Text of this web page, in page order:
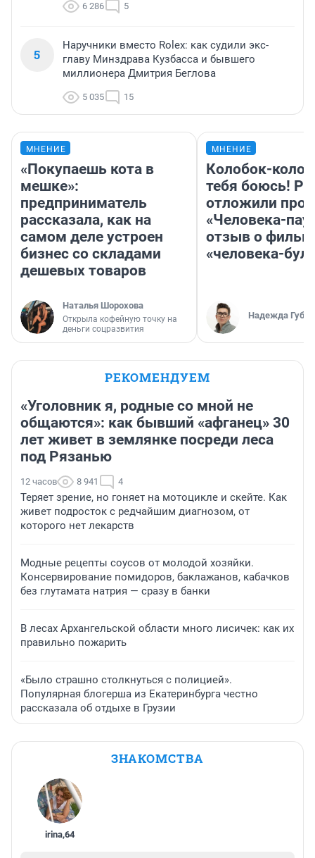
6 286 5
5
Наручники вместо Rolex: как судили экс-
главу Минздрава Кузбасса и бывшего
миллионера Дмитрия Беглова
5 035 15
МНЕНИЕ
«Покупаешь кота в
мешке»:
предприниматель
рассказала, как на
самом деле устроен
бизнес со складами
дешевых товаров
Наталья Шорохова
Открыла кофейную точку на
деньги соцразвития
МНЕНИЕ
Колобок-
тебя боюсь!
отложили
«Человека-
отзыв о
«человека-
Надежда
РЕКОМЕНДУЕМ
«Уголовник я, родные со мной не
общаются»: как бывший «афганец» 30
лет живет в землянке посреди леса
под Рязанью
12 часов 8 941 4
Теряет зрение, но гоняет на мотоцикле и скейте. Как
живет подросток с редчайшим диагнозом, от
которого нет лекарств
Модные рецепты соусов от молодой хозяйки.
Консервирование помидоров, баклажанов, кабачков
без глутамата натрия — сразу в банки
В лесах Архангельской области много лисичек: как их
правильно пожарить
«Было страшно столкнуться с полицией».
Популярная блогерша из Екатеринбурга честно
рассказала об отдыхе в Грузии
ЗНАКОМСТВА
irina,64